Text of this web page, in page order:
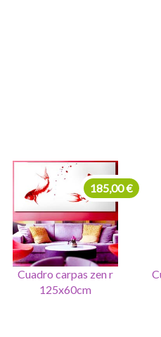
Cuadro tirador anillas oro
80x110
340,00 €